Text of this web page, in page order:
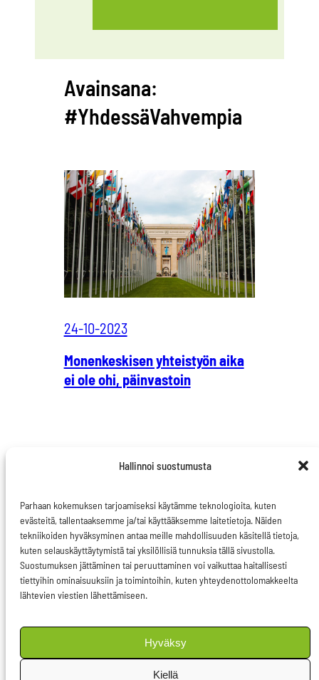
Hallinnoi suostumusta
Parhaan kokemuksen tarjoamiseksi käytämme teknologioita, kuten
evästeitä, tallentaaksemme ja/tai käyttääksemme laitetietoja. Näiden
tekniikoiden hyväksyminen antaa meille mahdollisuuden käsitellä tietoja,
kuten selauskäyttäytymistä tai yksilöllisiä tunnuksia tällä sivustolla.
Suostumuksen jättäminen tai peruuttaminen voi vaikuttaa haitallisesti
tiettyihin ominaisuuksiin ja toimintoihin, kuten yhteydenottolomakkeelta
lähtevien viestien lähettämiseen.
Hyväksy
Kiellä
Avainsana:
#YhdessäVahvempia
24-10-2023
Monenkeskisen yhteistyön aika
ei ole ohi, päinvastoin
Ota yhteyttä
Evästeseloste
Tietosuojaseloste
Seuraa somessaFacebookLinkedInInstagram